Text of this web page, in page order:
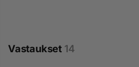
Vastaukset 14